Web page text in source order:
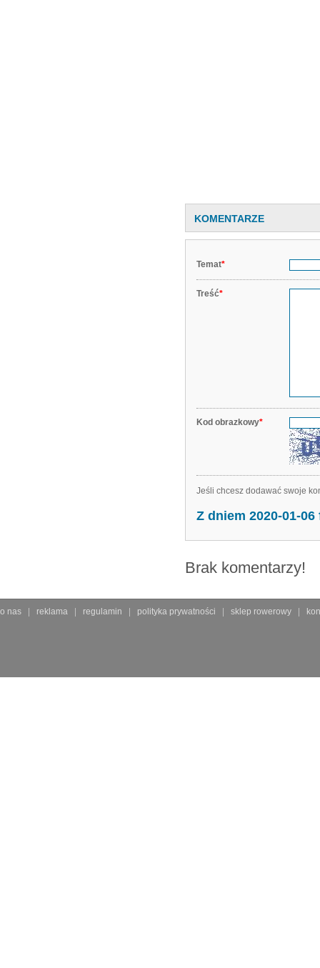
KOMENTARZE
Temat*
Treść*
Kod obrazkowy*
Jeśli chcesz dodawać swoje
Z dniem 2020-01-
Brak komentarzy!
o nas reklama regulamin polityka prywatności sklep rowerowy